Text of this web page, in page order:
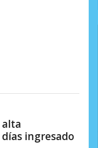
alta
ingresado